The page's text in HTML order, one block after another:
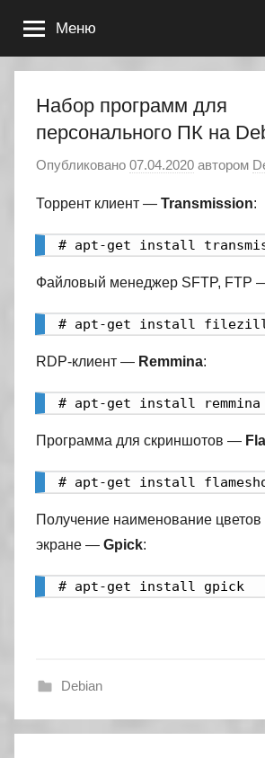
содержимому
Меню
Набор программ для
персонального ПК на
Опубликовано 07.04.2020 автором
Торрент клиент — Transmission:
# apt-get install
Файловый менеджер SFTP, FTP
# apt-get install
RDP-клиент — Remmina:
# apt-get install remmina
Программа для скриншотов —
# apt-get install
Получение наименование цветов
экране — Gpick:
# apt-get install gpick
Debian